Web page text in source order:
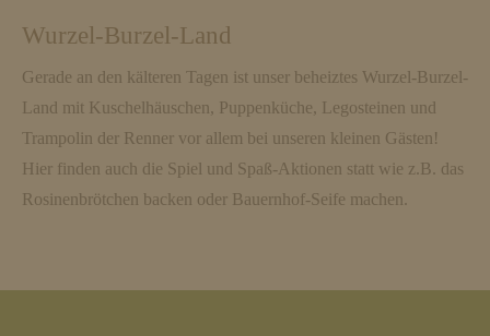
Wurzel-Burzel-Land
Gerade an den kälteren Tagen ist unser beheiztes Wurzel-Burzel-
Land mit Kuschelhäuschen, Puppenküche, Legosteinen und
Trampolin der Renner vor allem bei unseren kleinen Gästen!
Hier finden auch die Spiel und Spaß-Aktionen statt wie z.B. das
Rosinenbrötchen backen oder Bauernhof-Seife machen.